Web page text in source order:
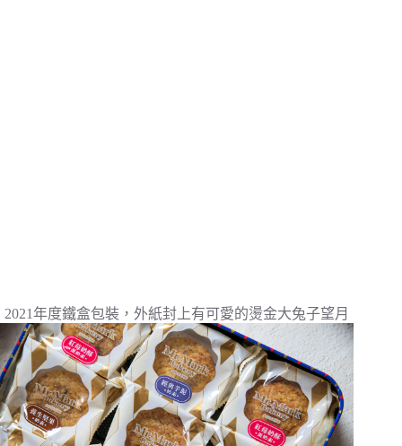
2021年度鐵盒包裝，外紙封上有可愛的燙金大兔子望月